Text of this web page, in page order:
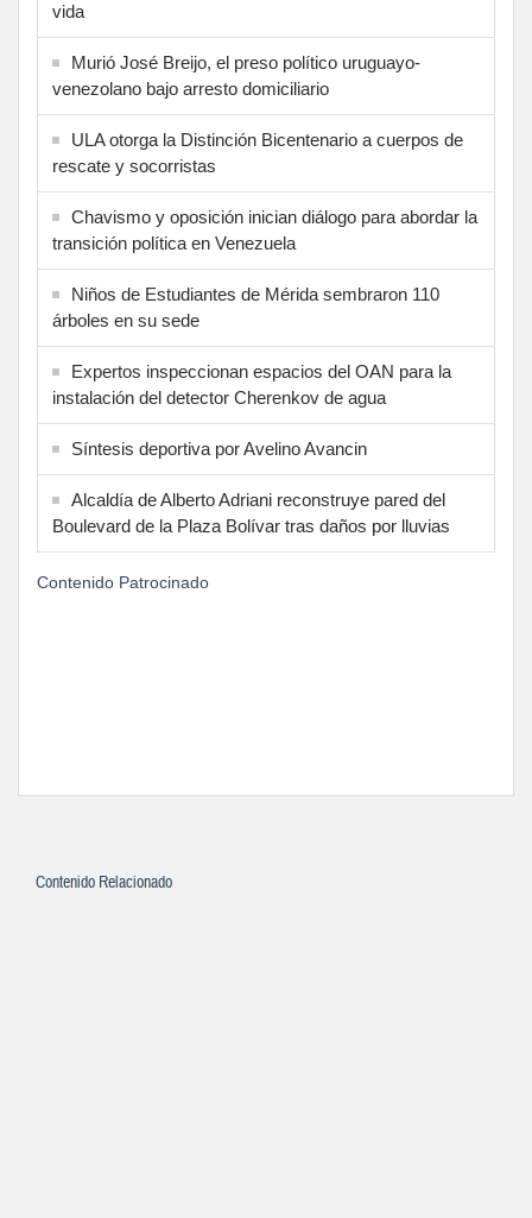
vida
Murió José Breijo, el preso político uruguayo-
venezolano bajo arresto domiciliario
ULA otorga la Distinción Bicentenario a cuerpos de
rescate y socorristas
Chavismo y oposición inician diálogo para abordar la
transición política en Venezuela
Niños de Estudiantes de Mérida sembraron 110
árboles en su sede
Expertos inspeccionan espacios del OAN para la
instalación del detector Cherenkov de agua
Síntesis deportiva por Avelino Avancin
Alcaldía de Alberto Adriani reconstruye pared del
Boulevard de la Plaza Bolívar tras daños por lluvias
Contenido Patrocinado
Contenido Relacionado